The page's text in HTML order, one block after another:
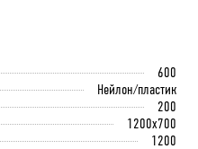
600
Нейлон/пластик
200
1200x700
1200